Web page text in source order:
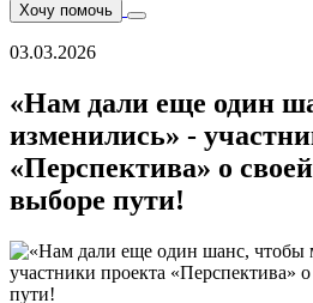
Хочу помочь
03.03.2026
«Нам дали еще один
изменились» -
«Перспектива» о
выборе пути!